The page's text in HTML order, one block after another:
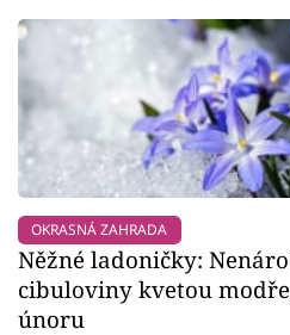
OKRASNÁ ZAHRADA
Něžné ladoničky:
cibuloviny kvetou
únoru